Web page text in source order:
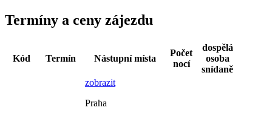
Termíny a ceny zájezdu
Kód Termín Nástupní místa
Počet
nocí
dospělá
osoba
snídaně
zobrazit
Praha